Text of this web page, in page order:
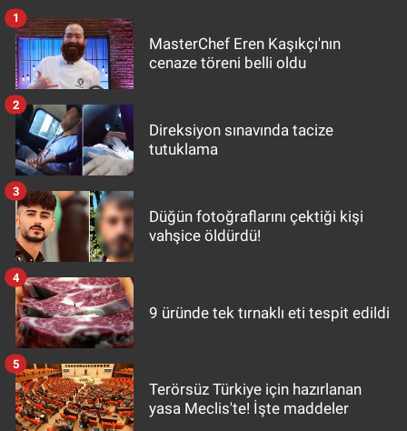
MasterChef Eren Kaşıkçı'nın
cenaze töreni belli oldu
1
Direksiyon sınavında tacize
tutuklama
2
Düğün fotoğraflarını çektiği kişi
vahşice öldürdü!
3
9 üründe tek tırnaklı eti tespit edildi
4
Terörsüz Türkiye için hazırlanan
yasa Meclis'te! İşte maddeler
5